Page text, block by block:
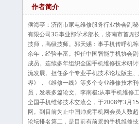
作者简介
侯海亭：济南市家电维修服务行业协会副
有限公司3G事业部学术部长，济南市首席
技师，高级技师。郭天赐：事手机传呼机
余年，经验丰富。担任中国智能手机协会
成员。连续多年组织全国手机维修技术研
流发展。担任多个专业手机技术论坛版主
界》，《维修一线》等多个专业维修技术
员，发表多篇论文。李南极:从事手机维修
全国手机维修技术交流会，于2008年3月
网。到目前为止中国帅虎手机网会员人数
论坛排名第二，是目前有前景的手机维修技